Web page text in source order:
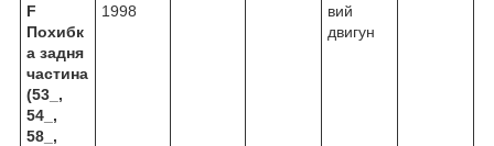
F
Похибк
а задня
частина
(53_,
54_,
58_,
1998
вий
двигун